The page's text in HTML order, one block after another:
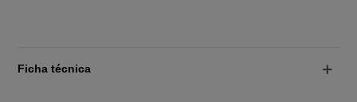
Ficha técnica